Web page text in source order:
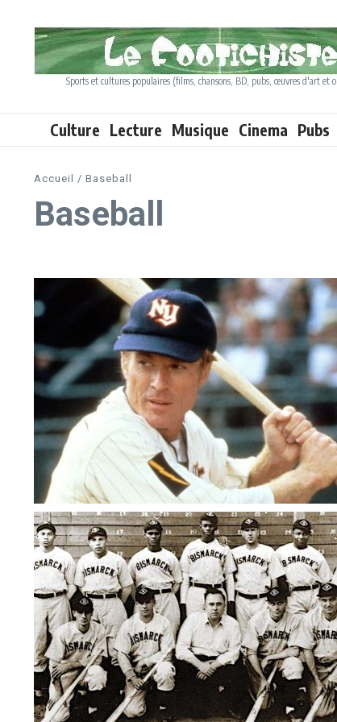
Sports et cultures populaires (films, chansons, BD, pubs, œuvres d'art et
Culture Lecture Musique Cinema Pubs
Accueil / Baseball
Baseball